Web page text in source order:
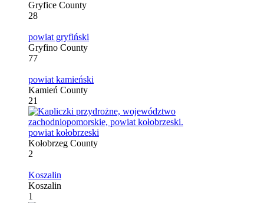
Gryfice County
28
powiat gryfiński
Gryfino County
77
powiat kamieński
Kamień County
21
powiat kołobrzeski
Kołobrzeg County
2
Koszalin
Koszalin
1